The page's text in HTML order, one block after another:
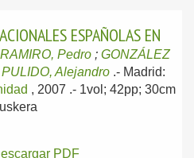
ESPAÑOLAS EN
RAMIRO, Pedro ; GONZÁLEZ
PULIDO, Alejandro .- Madrid:
, 2007 .- 1vol; 42pp; 30cm
PDF